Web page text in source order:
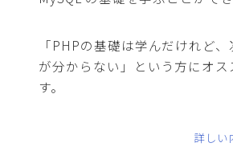
「PHPの基礎は学んだけれど
が分からない」という方にオ
す。
詳しい